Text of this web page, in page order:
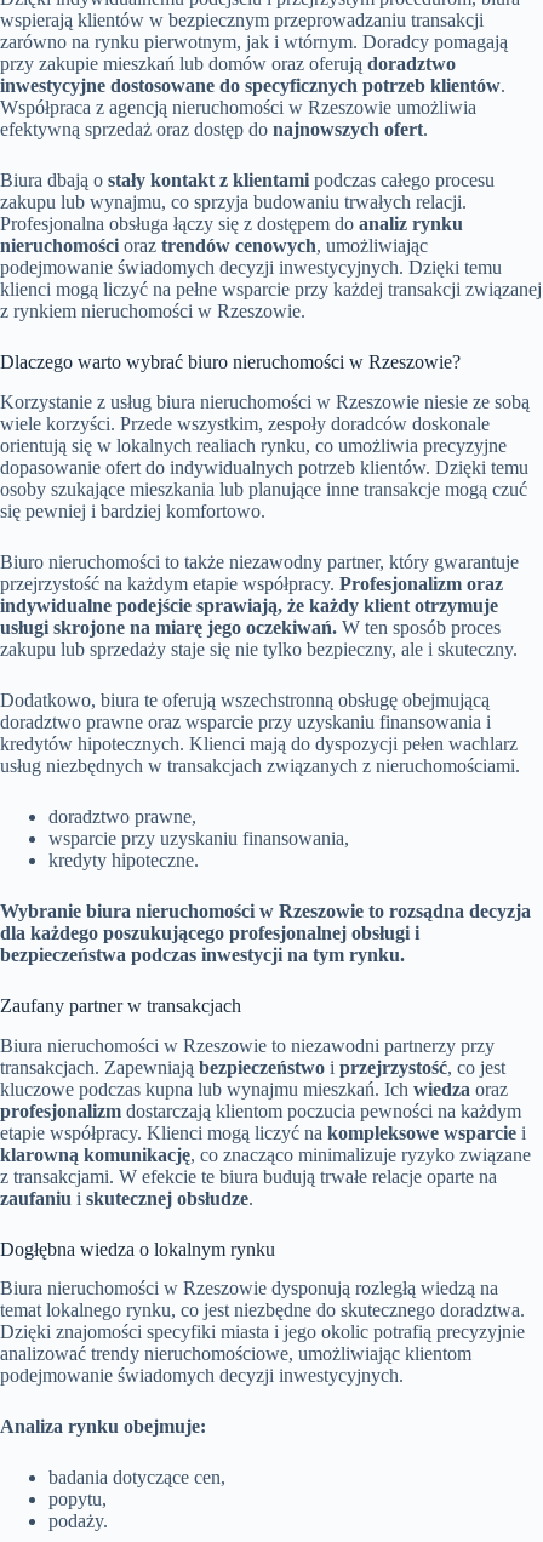
wspierają klientów w bezpiecznym przeprowadzaniu transakcji
zarówno na rynku pierwotnym, jak i wtórnym. Doradcy pomagają
przy zakupie mieszkań lub domów oraz oferują doradztwo
inwestycyjne dostosowane do specyficznych potrzeb klientów.
Współpraca z agencją nieruchomości w Rzeszowie umożliwia
efektywną sprzedaż oraz dostęp do najnowszych ofert.
Biura dbają o stały kontakt z klientami podczas całego procesu
zakupu lub wynajmu, co sprzyja budowaniu trwałych relacji.
Profesjonalna obsługa łączy się z dostępem do analiz rynku
nieruchomości oraz trendów cenowych, umożliwiając
podejmowanie świadomych decyzji inwestycyjnych. Dzięki temu
klienci mogą liczyć na pełne wsparcie przy każdej transakcji związanej
z rynkiem nieruchomości w Rzeszowie.
Dlaczego warto wybrać biuro nieruchomości w Rzeszowie?
Korzystanie z usług biura nieruchomości w Rzeszowie niesie ze sobą
wiele korzyści. Przede wszystkim, zespoły doradców doskonale
orientują się w lokalnych realiach rynku, co umożliwia precyzyjne
dopasowanie ofert do indywidualnych potrzeb klientów. Dzięki temu
osoby szukające mieszkania lub planujące inne transakcje mogą czuć
się pewniej i bardziej komfortowo.
Biuro nieruchomości to także niezawodny partner, który gwarantuje
przejrzystość na każdym etapie współpracy. Profesjonalizm oraz
indywidualne podejście sprawiają, że każdy klient otrzymuje
usługi skrojone na miarę jego oczekiwań. W ten sposób proces
zakupu lub sprzedaży staje się nie tylko bezpieczny, ale i skuteczny.
Dodatkowo, biura te oferują wszechstronną obsługę obejmującą
doradztwo prawne oraz wsparcie przy uzyskaniu finansowania i
kredytów hipotecznych. Klienci mają do dyspozycji pełen wachlarz
usług niezbędnych w transakcjach związanych z nieruchomościami.
doradztwo prawne,
wsparcie przy uzyskaniu finansowania,
kredyty hipoteczne.
Wybranie biura nieruchomości w Rzeszowie to rozsądna decyzja
dla każdego poszukującego profesjonalnej obsługi i
bezpieczeństwa podczas inwestycji na tym rynku.
Zaufany partner w transakcjach
Biura nieruchomości w Rzeszowie to niezawodni partnerzy przy
transakcjach. Zapewniają bezpieczeństwo i przejrzystość, co jest
kluczowe podczas kupna lub wynajmu mieszkań. Ich wiedza oraz
profesjonalizm dostarczają klientom poczucia pewności na każdym
etapie współpracy. Klienci mogą liczyć na kompleksowe wsparcie i
klarowną komunikację, co znacząco minimalizuje ryzyko związane
z transakcjami. W efekcie te biura budują trwałe relacje oparte na
zaufaniu i skutecznej obsłudze.
Dogłębna wiedza o lokalnym rynku
Biura nieruchomości w Rzeszowie dysponują rozległą wiedzą na
temat lokalnego rynku, co jest niezbędne do skutecznego doradztwa.
Dzięki znajomości specyfiki miasta i jego okolic potrafią precyzyjnie
analizować trendy nieruchomościowe, umożliwiając klientom
podejmowanie świadomych decyzji inwestycyjnych.
Analiza rynku obejmuje:
badania dotyczące cen,
popytu,
podaży.